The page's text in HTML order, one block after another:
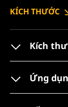
KÍCH THƯỚC
Kích
Ứng